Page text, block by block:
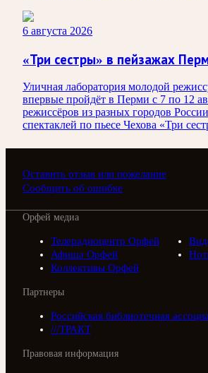
6 августа 2026
«Три сестры» в пейзажах
Уличная лаборатория молодой
впервые пройдёт в Перми с 7 по 12
режиссёров из разных городов
спектаклей по пьесе Чехова «Три
Оставить отзыв или пожелание
Сообщить об ошибке
Орфей медиа
Телерадиоцентр Орфей
Афиша Орфей
Коллективы Орфей
Партнеры
Российская библиотечная
///ТРАКТ
Правовая информация